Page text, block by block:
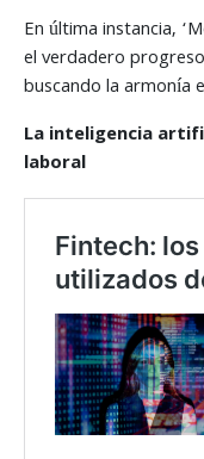
En última instancia,
el verdadero
buscando la armonía
La inteligencia
laboral